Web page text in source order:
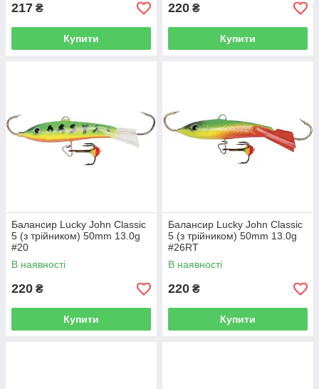
217 ₴
Купити
220 ₴
Купити
Балансир Lucky John Classic
5 (з трійником) 50mm 13.0g
#20
В наявності
220 ₴
Купити
Балансир Lucky John Classic
5 (з трійником) 50mm 13.0g
#26RT
В наявності
220 ₴
Купити